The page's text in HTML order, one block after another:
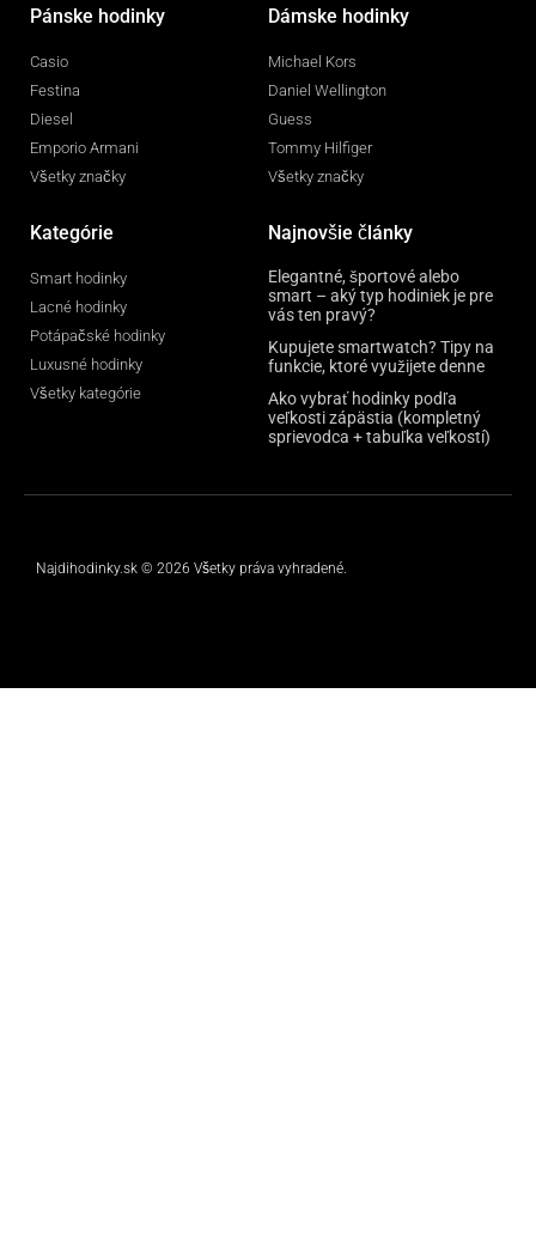
Pánske hodinky
Casio
Festina
Diesel
Emporio Armani
Všetky značky
Dámske hodinky
Michael Kors
Daniel Wellington
Guess
Tommy Hilfiger
Všetky značky
Kategórie
Smart hodinky
Lacné hodinky
Potápačské hodinky
Luxusné hodinky
Všetky kategórie
Najnovšie články
Elegantné, športové alebo
smart – aký typ hodiniek je pre
vás ten pravý?
Kupujete smartwatch? Tipy na
funkcie, ktoré využijete denne
Ako vybrať hodinky podľa
veľkosti zápästia (kompletný
sprievodca + tabuľka veľkostí)
Najdihodinky.sk © 2026 Všetky práva vyhradené.